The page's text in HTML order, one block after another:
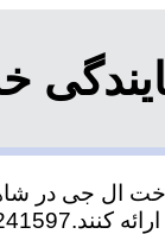
ال جی در
آقای سعیدی